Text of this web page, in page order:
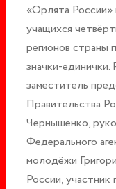
«Орлята
учащихся
регионов страны
значки-единички.
заместитель
Правительства
Чернышенко,
Федерального
молодёжи
России, участник